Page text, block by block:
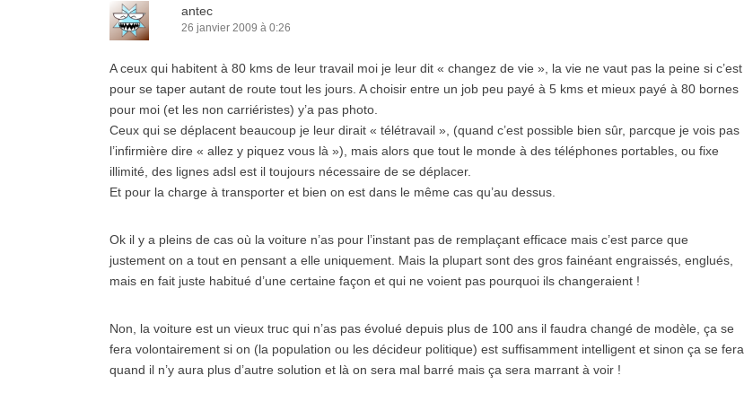
antec
26 janvier 2009 à 0:26
A ceux qui habitent à 80 kms de leur travail moi je leur dit « changez de vie », la vie ne vaut pas la peine si c’est
pour se taper autant de route tout les jours. A choisir entre un job peu payé à 5 kms et mieux payé à 80 bornes
pour moi (et les non carriéristes) y’a pas photo.
Ceux qui se déplacent beaucoup je leur dirait « télétravail », (quand c’est possible bien sûr, parcque je vois pas
l’infirmière dire « allez y piquez vous là »), mais alors que tout le monde à des téléphones portables, ou fixe
illimité, des lignes adsl est il toujours nécessaire de se déplacer.
Et pour la charge à transporter et bien on est dans le même cas qu’au dessus.
Ok il y a pleins de cas où la voiture n’as pour l’instant pas de remplaçant efficace mais c’est parce que
justement on a tout en pensant a elle uniquement. Mais la plupart sont des gros fainéant engraissés, englués,
mais en fait juste habitué d’une certaine façon et qui ne voient pas pourquoi ils changeraient !
Non, la voiture est un vieux truc qui n’as pas évolué depuis plus de 100 ans il faudra changé de modèle, ça se
fera volontairement si on (la population ou les décideur politique) est suffisamment intelligent et sinon ça se fera
quand il n’y aura plus d’autre solution et là on sera mal barré mais ça sera marrant à voir !